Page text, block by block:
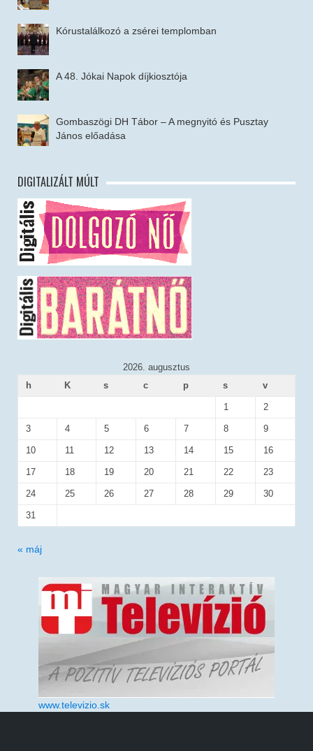
Kórustalálkozó a zsérei templomban
A 48. Jókai Napok díjkiosztója
Gombaszögi DH Tábor – A megnyitó és Pusztay
János előadása
DIGITALIZÁLT MÚLT
2026. augusztus
h
K s c p s v
1 2
3 4 5 6 7 8 9
10 11 12 13 14 15 16
17 18 19 20 21 22 23
24 25 26 27 28 29 30
31
« máj
www.televizio.sk